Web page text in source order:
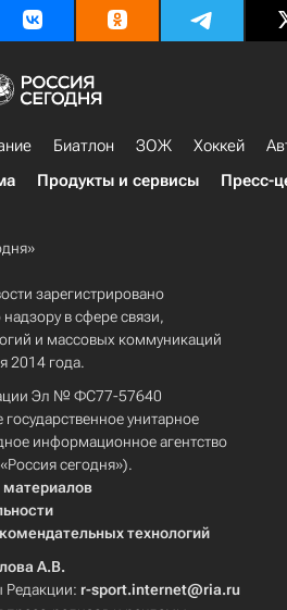
Биатлон ЗОЖ Хоккей
Продукты и сервисы Пресс-
зарегистрировано
в сфере связи,
и массовых коммуникаций
2014 года.
Эл № ФС77-57640
унитарное
информационное агентство
сегодня»).
материалов
технологий
А.В.
Редакции: r-sport.internet@ria.ru